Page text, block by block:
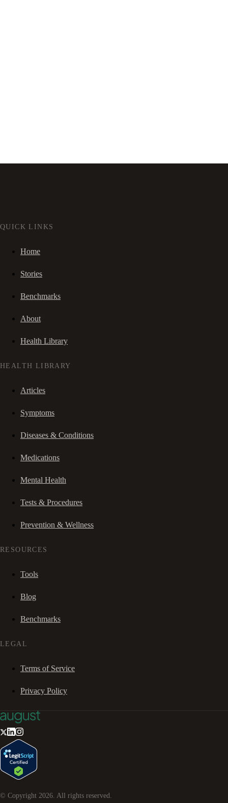
QUICK LINKS
Home
Stories
Benchmarks
About
Health Library
HEALTH LIBRARY
Articles
Symptoms
Diseases & Conditions
Medications
Mental Health
Tests & Procedures
Prevention & Wellness
RESOURCES
Tools
Blog
Benchmarks
LEGAL
Terms of Service
Privacy Policy
© Copyright 2026 . All rights reserved.